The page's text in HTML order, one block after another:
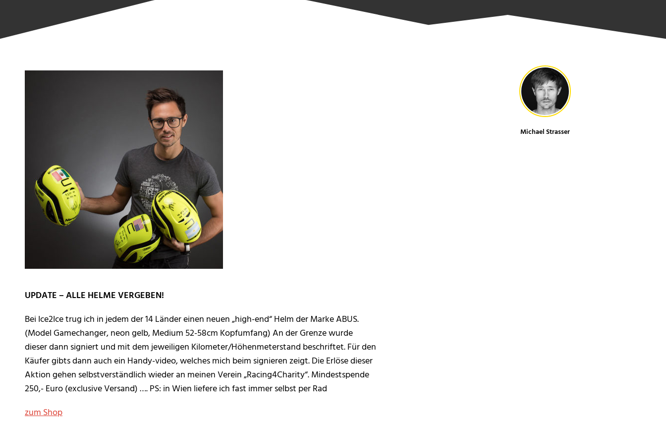
UPDATE – ALLE HELME VERGEBEN!
Bei Ice2Ice trug ich in jedem der 14 Länder einen neuen „high-end“ Helm der Marke ABUS.
(Model Gamechanger, neon gelb, Medium 52-58cm Kopfumfang) An der Grenze wurde
dieser dann signiert und mit dem jeweiligen Kilometer/Höhenmeterstand beschriftet. Für den
Käufer gibts dann auch ein Handy-video, welches mich beim signieren zeigt. Die Erlöse dieser
Aktion gehen selbstverständlich wieder an meinen Verein „Racing4Charity“. Mindestspende
250,- Euro (exclusive Versand) …. PS: in Wien liefere ich fast immer selbst per Rad
zum Shop
Michael Strasser